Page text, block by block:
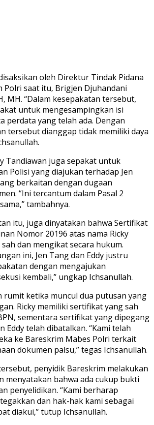
oleh Direktur Tindak Pidana
Polri saat itu, Brigjen Djuhandani
MH. “Dalam kesepakatan tersebut,
untuk mengesampingkan isi
perdata yang telah ada. Dengan
tersebut dianggap tidak memiliki daya
Tandiawan juga sepakat untuk
Polisi yang diajukan terhadap Jen
berkaitan dengan dugaan
“Ini tercantum dalam Pasal 2
tambahnya.
itu, juga dinyatakan bahwa Sertifikat
Nomor 20196 atas nama Ricky
dan mengikat secara hukum.
ini, Jen Tang dan Eddy justru
dengan mengajukan
kembali,” ungkap Ichsanullah.
rumit ketika muncul dua putusan yang
Ricky memiliki sertifikat yang sah
sementara sertifikat yang dipegang
Eddy telah dibatalkan. “Kami telah
ke Bareskrim Mabes Polri terkait
dokumen palsu,” tegas Ichsanullah.
penyidik Bareskrim melakukan
menyatakan bahwa ada cukup bukti
penyelidikan. “Kami berharap
dan hak-hak kami sebagai
diakui,” tutup Ichsanullah.